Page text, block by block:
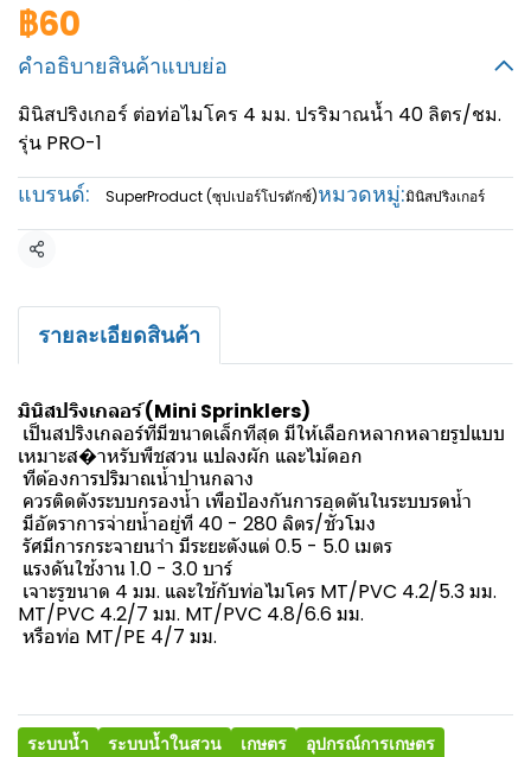
฿60
คำอธิบายสินค้าแบบย่อ
มินิสปริงเกอร์ ต่อท่อไมโคร 4 มม. ปรริมาณน้ำ 40 ลิตร/ชม.
รุ่น PRO-1
แบรนด์: SuperProduct (ซุปเปอร์โปรดักซ์)หมวดหมู่:มินิสปริงเกอร์
แชร์
รายละเอียดสินค้า
มินิสปริงเกลอร์ (Mini Sprinklers)
เป็นสปริงเกลอร์ทีมีขนาดเล็กทีสุด มีให้เลือกหลากหลายรูปแบบ
เหมาะส�าหรับพืชสวน แปลงผัก และไม้ดอก
ทีต้องการปริมาณน้ำปานกลาง
ควรติดตังระบบกรองน้ำ เพือป้องกันการอุดตันในระบบรดน้ำ
มีอัตราการจ่ายน้ำอยู่ที 40 - 280 ลิตร/ชัวโมง
รัศมีการกระจายนาำ มีระยะตังแต่ 0.5 - 5.0 เมตร
แรงดันใช้งาน 1.0 - 3.0 บาร์
เจาะรูขนาด 4 มม. และใช้กับท่อไมโคร MT/PVC 4.2/5.3 มม.
MT/PVC 4.2/7 มม. MT/PVC 4.8/6.6 มม.
หรือท่อ MT/PE 4/7 มม.
ระบบน้ำ ระบบน้ำในสวน เกษตร
อุปกรณ์การเกษตร